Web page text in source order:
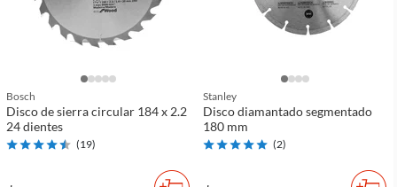
Bosch
Disco de sierra circular 184 x 2.2
24 dientes
(19)
Stanley
Disco diamantado segmentado
180 mm
(2)